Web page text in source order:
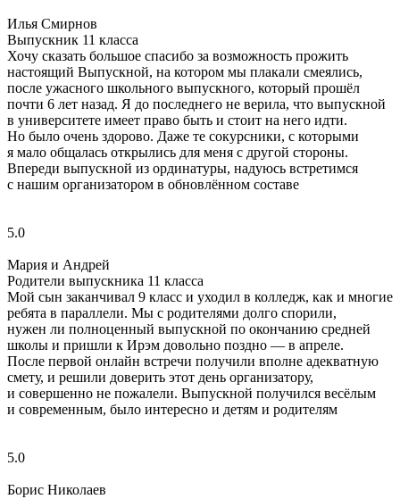
Илья Смирнов
Выпускник 11 класса
Хочу сказать большое спасибо за возможность прожить
настоящий Выпускной, на котором мы плакали смеялись,
после ужасного школьного выпускного, который прошёл
почти 6 лет назад. Я до последнего не верила, что выпускной
в университете имеет право быть и стоит на него идти.
Но было очень здорово. Даже те сокурсники, с которыми
я мало общалась открылись для меня с другой стороны.
Впереди выпускной из ординатуры, надуюсь встретимся
с нашим организатором в обновлённом составе
5.0
Мария и Андрей
Родители выпускника 11 класса
Мой сын заканчивал 9 класс и уходил в колледж, как и многие
ребята в параллели. Мы с родителями долго спорили,
нужен ли полноценный выпускной по окончанию средней
школы и пришли к Ирэм довольно поздно — в апреле.
После первой онлайн встречи получили вполне адекватную
смету, и решили доверить этот день организатору,
и совершенно не пожалели. Выпускной получился весёлым
и современным, было интересно и детям и родителям
5.0
Борис Николаев